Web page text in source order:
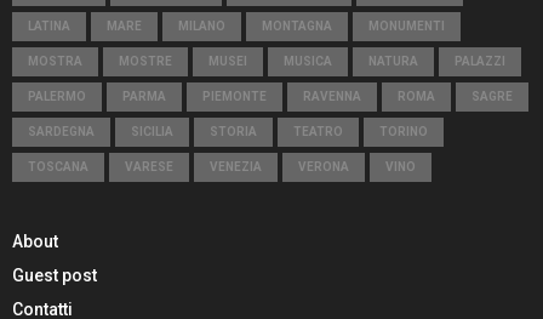
LATINA MARE MILANO MONTAGNA MONUMENTI
MOSTRA MOSTRE MUSEI MUSICA NATURA PALAZZI
PALERMO PARMA PIEMONTE RAVENNA ROMA SAGRE
SARDEGNA SICILIA STORIA TEATRO TORINO
TOSCANA VARESE VENEZIA VERONA VINO
About
Guest post
Contatti